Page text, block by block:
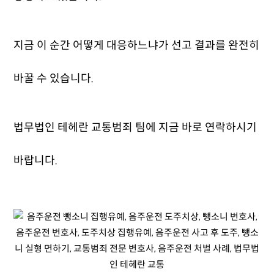
지금 이 순간 어떻게 대응하느냐가 선고 결과를 완전히
바꿀 수 있습니다.
법무법인 테헤란 교통범죄 팀에 지금 바로 연락하시기
바랍니다.